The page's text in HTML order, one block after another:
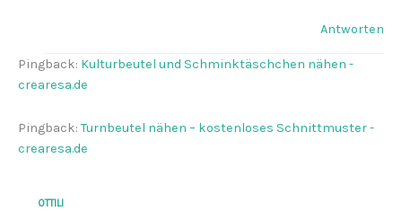
Antworten
Pingback: Kulturbeutel und Schminktäschchen nähen -
crearesa.de
Pingback:Turnbeutel nähen – kostenloses Schnittmuster -
crearesa.de
OTTILI